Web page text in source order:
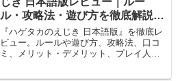
ル・攻略法・遊び方を徹底解説！
初心者にもおすすめの名作カード
ゲーム
『ハゲタカのえじき 日本語版』を徹底レ
ビュー。ルールや遊び方、攻略法、口コ
ミ、メリット・デメリット、プレイ人数